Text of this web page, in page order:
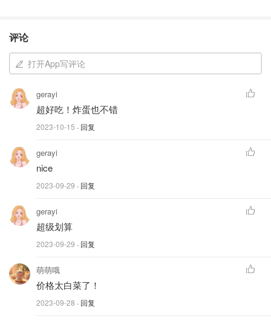
评论
打开App写评论
gerayi
超好吃！炸蛋也不错
2023-10-15 · 回复
gerayi
nice
2023-09-29 · 回复
gerayi
超级划算
2023-09-29 · 回复
萌萌哦
价格太白菜了！
2023-09-28 · 回复